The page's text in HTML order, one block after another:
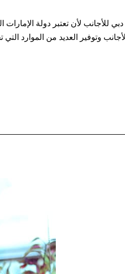
لأن تعتبر دولة الإمارات
وتوفير العديد من الموارد